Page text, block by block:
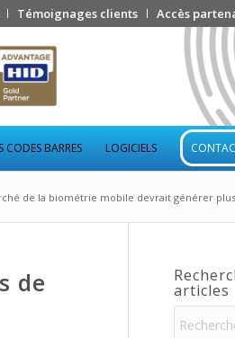
Témoignages clients Accès
CODES BARRES LOGICIELS
de la biométrie mobile devrait générer
de
articles